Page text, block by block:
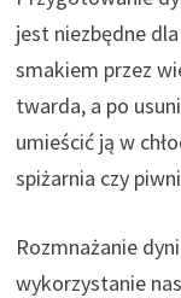
jest niezbędne
smakiem przez
twarda, a po
umieścić ją w
spiżarnia czy
Rozmnażanie
wykorzystanie